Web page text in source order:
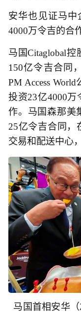
安华也见证马中
4000万令吉的合
马国Citaglobal
150亿令吉合同
PM Access
投资23亿4000
作。马国森那美
25亿令吉合同，
交易和配送中心
马国首相安华